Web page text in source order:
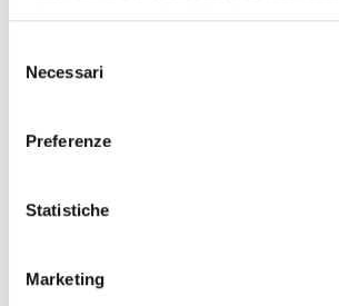
modificare o revocare il proprio
momento dalla Dichiarazione sui
raccogliere informazioni sulla tua
geografica, con
Identificare il tuo dispositivo,
delNecessari
Preferenze
Statistiche
Marketing
-42%